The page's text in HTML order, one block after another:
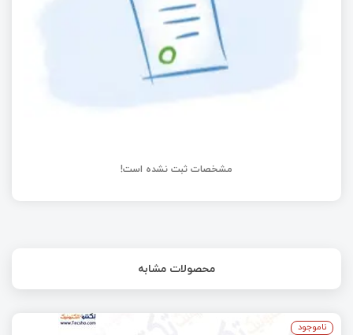
مشخصات ثبت نشده است!
محصولات مشابه
ناموجود